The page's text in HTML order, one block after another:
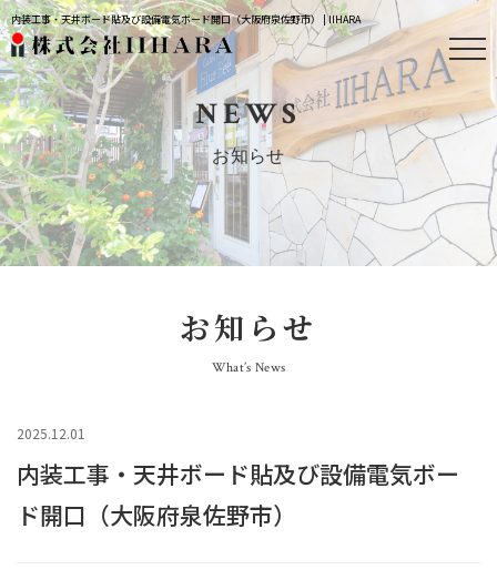
内装工事・天井ボード貼及び設備電気ボード開口（大阪府泉佐野市） | IIHARA
NEWS
お知らせ
お知らせ
What’s News
2025.12.01
内装工事・天井ボード貼及び設備電気ボー
ド開口（大阪府泉佐野市）